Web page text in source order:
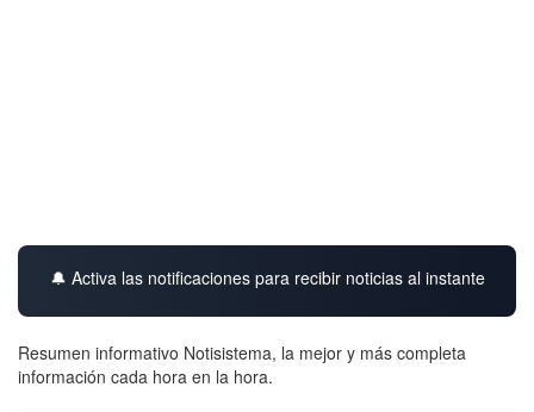
🔔 Activa las notificaciones para recibir noticias al instante
Resumen informativo Notisistema, la mejor y más completa
información cada hora en la hora.